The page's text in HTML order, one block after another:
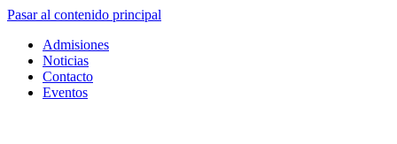
Pasar al contenido principal
Admisiones
Noticias
Contacto
Eventos